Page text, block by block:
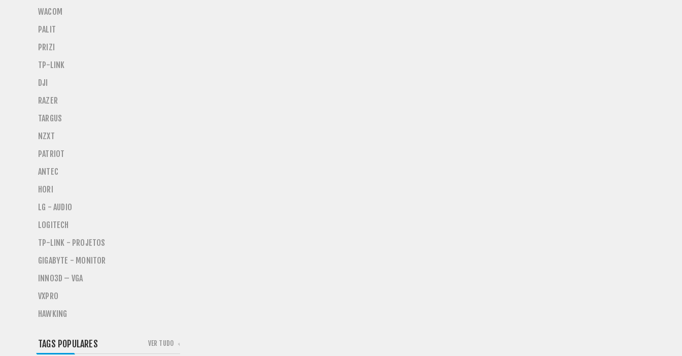
WACOM
PALIT
PRIZI
TP-LINK
DJI
RAZER
TARGUS
NZXT
PATRIOT
ANTEC
HORI
LG - AUDIO
LOGITECH
TP-LINK - PROJETOS
GIGABYTE - MONITOR
INNO3D – VGA
VXPRO
HAWKING
TAGS POPULARES VER TUDO